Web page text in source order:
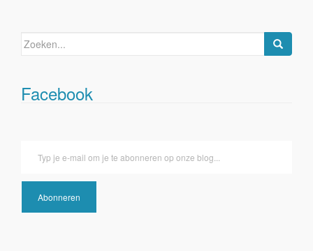
Zoeken
Facebook
Abonneren